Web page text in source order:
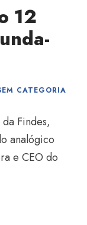
12
CATEGORIA
Findes,
analógico
e CEO do